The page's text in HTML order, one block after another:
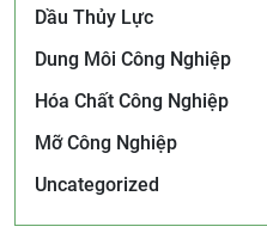
Dầu Thủy Lực
Dung Môi Công Nghiệp
Hóa Chất Công Nghiệp
Mỡ Công Nghiệp
Uncategorized